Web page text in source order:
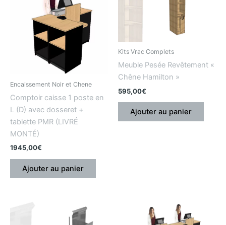
Encaissement Noir et Chene
Comptoir caisse 1 poste en
L (D) avec dosseret +
tablette PMR (LIVRÉ
MONTÉ)
1945,00€
Ajouter au panier
Kits Vrac Complets
Meuble Pesée Revêtement «
Chêne Hamilton »
595,00€
Ajouter au panier